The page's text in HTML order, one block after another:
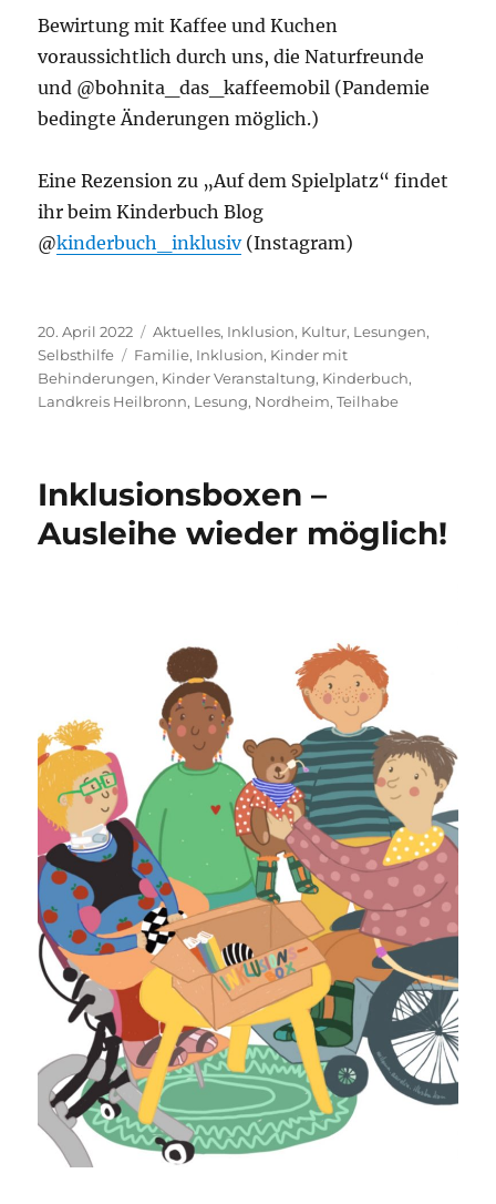
Bewirtung mit Kaffee und Kuchen
voraussichtlich durch uns, die Naturfreunde
und @bohnita_das_kaffeemobil (Pandemie
bedingte Änderungen möglich.)
Eine Rezension zu „Auf dem Spielplatz“ findet
ihr beim Kinderbuch Blog
@kinderbuch_inklusiv(Instagram)
Veröffentlicht
am
20. April 2022 Kategorien
Aktuelles, Inklusion, Kultur, Lesungen,
Selbsthilfe
Schlagwörter
Familie, Inklusion, Kinder mit
Behinderungen, Kinder Veranstaltung, Kinderbuch,
Landkreis Heilbronn, Lesung, Nordheim,Teilhabe
Inklusionsboxen –
Ausleihe wieder möglich!